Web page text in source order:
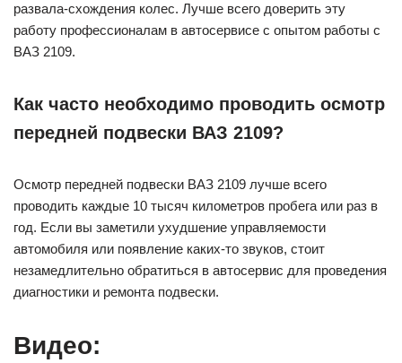
развала-схождения колес. Лучше всего доверить эту
работу профессионалам в автосервисе с опытом работы с
ВАЗ 2109.
Как часто необходимо проводить осмотр
передней подвески ВАЗ 2109?
Осмотр передней подвески ВАЗ 2109 лучше всего
проводить каждые 10 тысяч километров пробега или раз в
год. Если вы заметили ухудшение управляемости
автомобиля или появление каких-то звуков, стоит
незамедлительно обратиться в автосервис для проведения
диагностики и ремонта подвески.
Видео: